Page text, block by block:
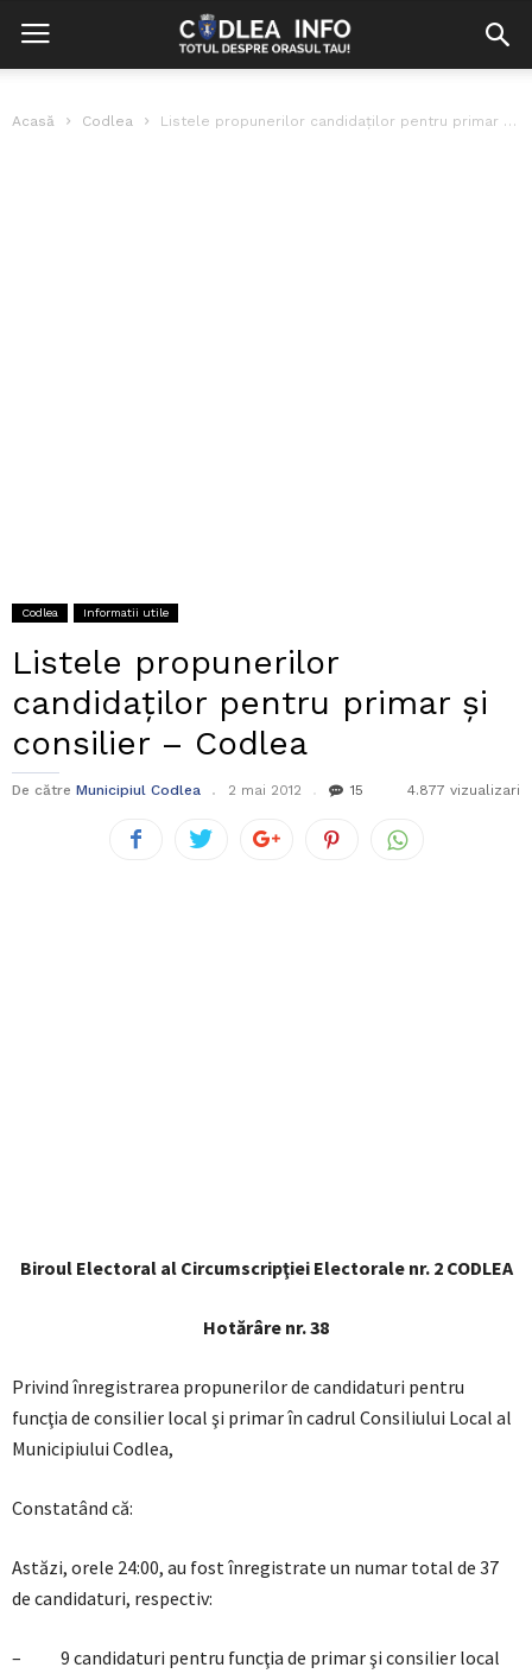
Acasă Codlea Listele propunerilor candidaţilor pentru primar şi consilier – Codlea
Codlea Informatii utile
Listele propunerilor
candidaţilor pentru primar şi
consilier – Codlea
De către Municipiul Codlea 2 mai 2012 15 4.877 vizualizari
Biroul Electoral al Circumscripţiei Electorale nr. 2 CODLEA
Hotărâre nr. 38
Privind înregistrarea propunerilor de candidaturi pentru
funcţia de consilier local şi primar în cadrul Consiliului Local al
Municipiului Codlea,
Constatând că:
Astăzi, orele 24:00, au fost înregistrate un numar total de 37
de candidaturi, respectiv:
– 9 candidaturi pentru funcţia de primar şi consilier local